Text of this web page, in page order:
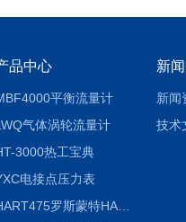
品中心
平衡流量计
气体涡轮流量计
3000热工宝典
电接点压力表
HART475罗斯蒙特HART475手操器
新
新闻
技术